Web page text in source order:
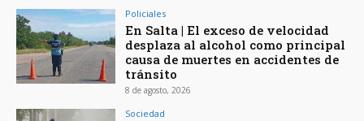
Policiales
En Salta | El exceso de velocidad
desplaza al alcohol como principal
causa de muertes en accidentes de
tránsito
8 de agosto, 2026
Sociedad